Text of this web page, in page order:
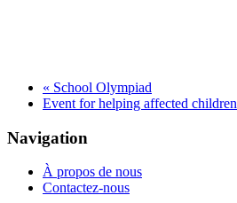
« School Olympiad
Event for helping affected children
Navigation
À propos de nous
Contactez-nous